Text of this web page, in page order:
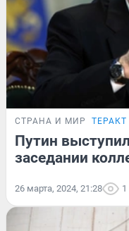
СТРАНА И МИР ТЕРАКТ
Путин
заседании
26 марта, 2024, 21:28 1